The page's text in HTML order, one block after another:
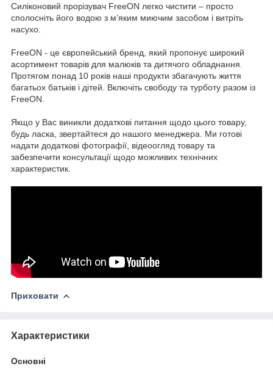
Силіконовий прорізувач FreeON легко чистити – просто
сполосніть його водою з м’яким миючим засобом і витріть
насухо.
FreeON - це європейський бренд, який пропонує широкий
асортимент товарів для малюків та дитячого обладнання.
Протягом понад 10 років наші продукти збагачують життя
багатьох батьків і дітей. Включіть свободу та турботу разом із
FreeON.
Якщо у Вас виникли додаткові питання щодо цього товару,
будь ласка, звертайтеся до нашого менеджера. Ми готові
надати додаткові фотографії, відеоогляд товару та
забезпечити консультації щодо можливих технічних
характеристик.
Приховати
Характеристики
Основні